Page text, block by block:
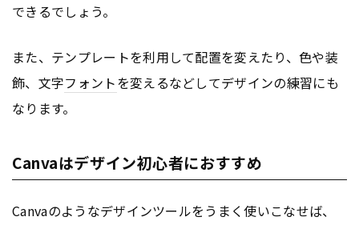
できるでしょう。
また、テンプレートを利用して配置を変えたり、色や装
飾、文字フォントを変えるなどしてデザインの練習にも
なります。
Canvaはデザイン初心者におすすめ
Canvaのようなデザインツールをうまく使いこなせば、